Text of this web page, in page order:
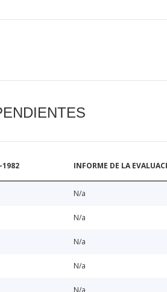
1982 INFORME DE LA
N/a
N/a
N/a
N/a